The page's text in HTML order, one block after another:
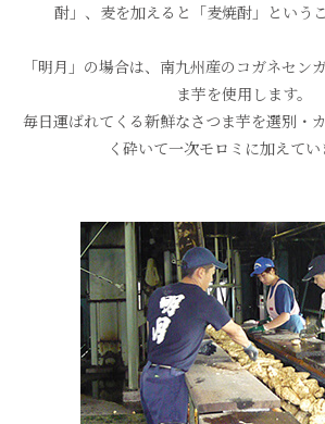
酎」、麦を加えると「麦焼酎」 という
「明月」の場合は、南九州産のコガネセン
ま芋を使用します。
毎日運ばれてくる新鮮なさつま芋を選別・カ
く砕いて一次モロミに加えてい